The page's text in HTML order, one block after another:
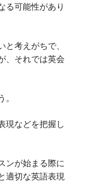
る可能性があり
と考えがちで、
、それでは英会
。
現などを把握し
ンが始まる際に
適切な英語表現